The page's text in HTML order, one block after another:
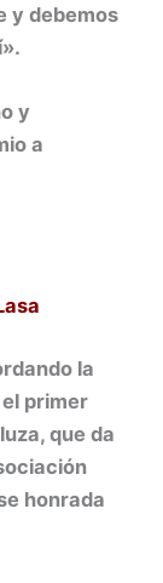
y debemos
y
a
la
primer
que da
honrada